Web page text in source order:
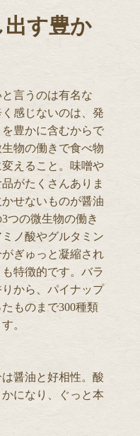
す豊か
言うのは有名な
感じないのは、発
豊かに含むからで
物の働きで食べ物
えること。味噌や
がたくさんありま
せないものが醤油
つの微生物の働き
ノ酸やグルタミン
ぎゅっと凝縮され
特徴的です。バラ
から、パイナップ
ものまで300種類
。
醤油と好相性。酸
になり、ぐっと本